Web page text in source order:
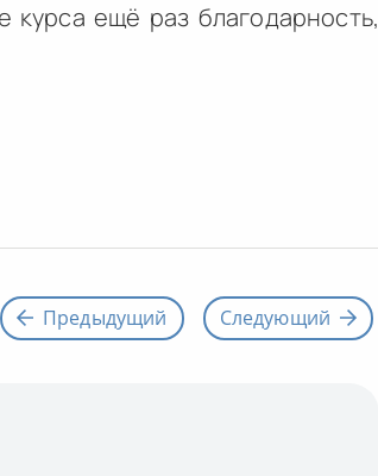
ещё раз благодарность,
Предыдущий Следующий